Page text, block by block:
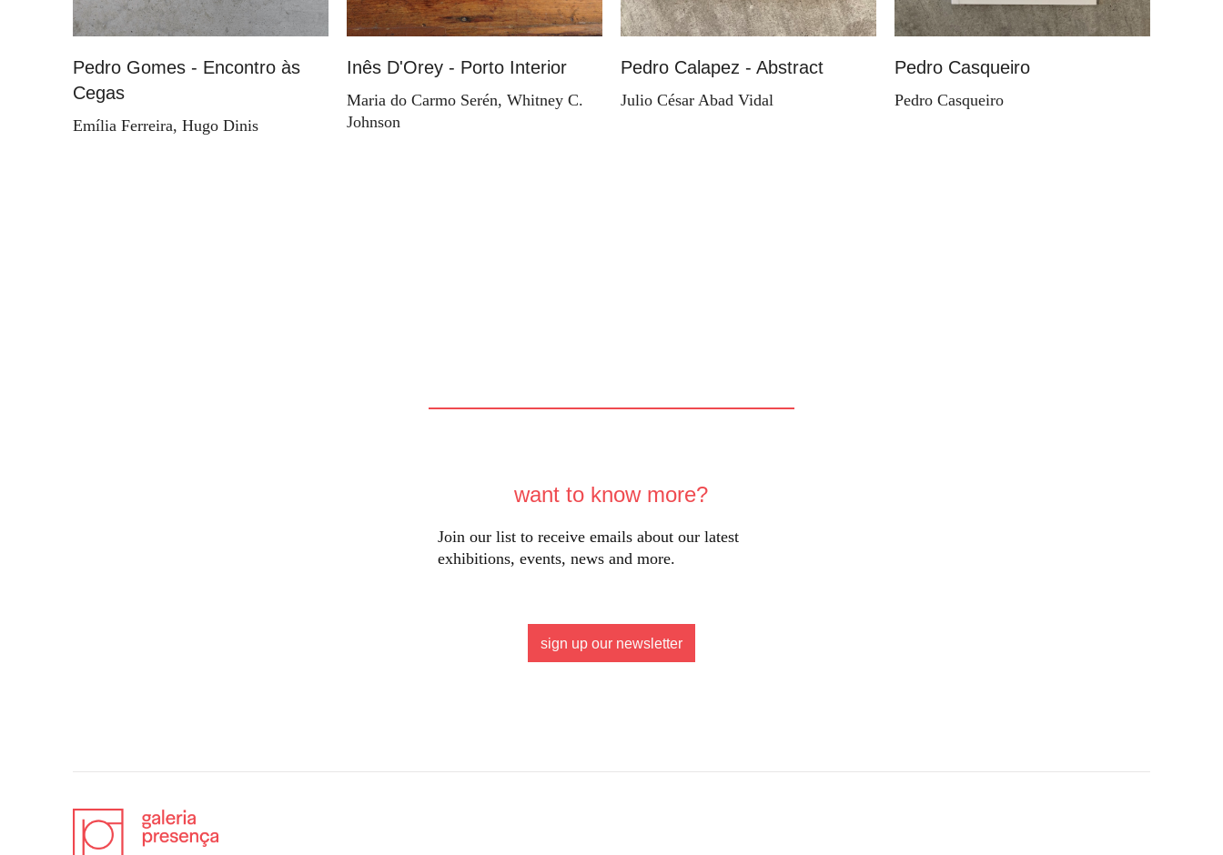
Pedro Gomes - Encontro às
Cegas
Emília Ferreira, Hugo Dinis
Inês D'Orey - Porto Interior
Maria do Carmo Serén, Whitney C.
Johnson
Pedro Calapez - Abstract
Julio César Abad Vidal
Pedro Casqueiro
Pedro Casqueiro
want to know more?
Join our list to receive emails about our latest
exhibitions, events, news and more.
sign up our newsletter